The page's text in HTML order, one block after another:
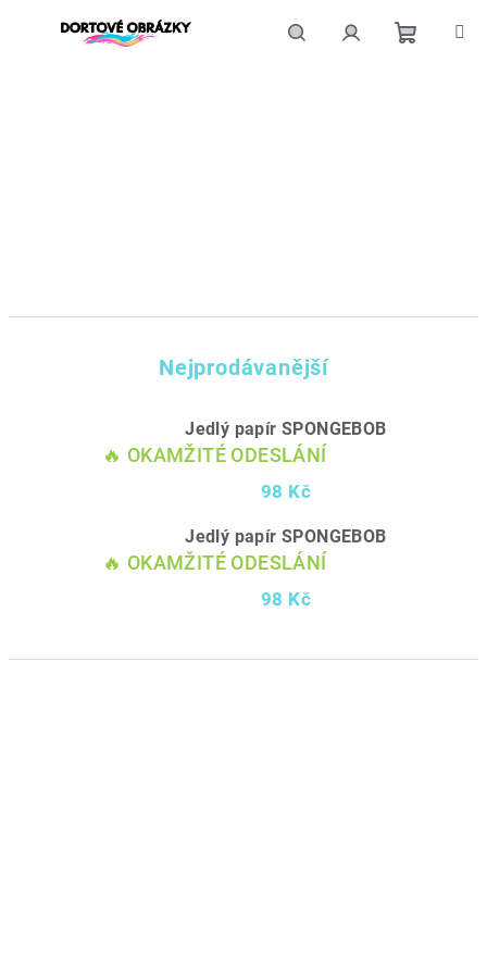
Nejprodávanější
Jedlý papír SPONGEBOB
🔥 OKAMŽITÉ ODESLÁNÍ
98 Kč
Jedlý papír SPONGEBOB
🔥 OKAMŽITÉ ODESLÁNÍ
98 Kč